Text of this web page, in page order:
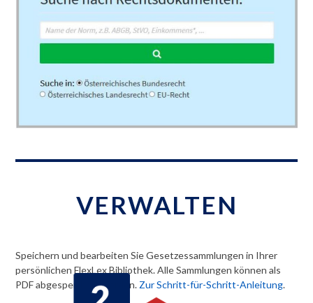
VERWALTEN
Speichern und bearbeiten Sie Gesetzessammlungen in Ihrer
persönlichen FlexLex Bibliothek. Alle Sammlungen können als
PDF abgespeichert werden. Zur Schritt-für-Schritt-Anleitung.